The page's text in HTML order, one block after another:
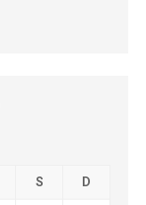
S D